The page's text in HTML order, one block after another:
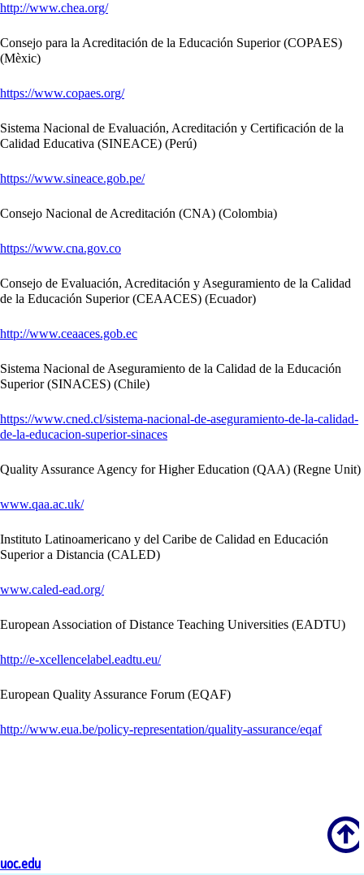
http://www.chea.org/
Consejo para la Acreditación de la Educación Superior (COPAES)
(Mèxic)
https://www.copaes.org/
Sistema Nacional de Evaluación, Acreditación y Certificación de la
Calidad Educativa (SINEACE) (Perú)
https://www.sineace.gob.pe/
Consejo Nacional de Acreditación (CNA) (Colombia)
https://www.cna.gov.co
Consejo de Evaluación, Acreditación y Aseguramiento de la Calidad
de la Educación Superior (CEAACES) (Ecuador)
http://www.ceaaces.gob.ec
Sistema Nacional de Aseguramiento de la Calidad de la Educación
Superior (SINACES) (Chile)
https://www.cned.cl/sistema-nacional-de-aseguramiento-de-la-calidad-
de-la-educacion-superior-sinaces
Quality Assurance Agency for Higher Education (QAA) (Regne Unit)
www.qaa.ac.uk/
Instituto Latinoamericano y del Caribe de Calidad en Educación
Superior a Distancia (CALED)
www.caled-ead.org/
European Association of Distance Teaching Universities (EADTU)
http://e-xcellencelabel.eadtu.eu/
European Quality Assurance Forum (EQAF)
http://www.eua.be/policy-representation/quality-assurance/eqaf
Scroll
uoc.edu